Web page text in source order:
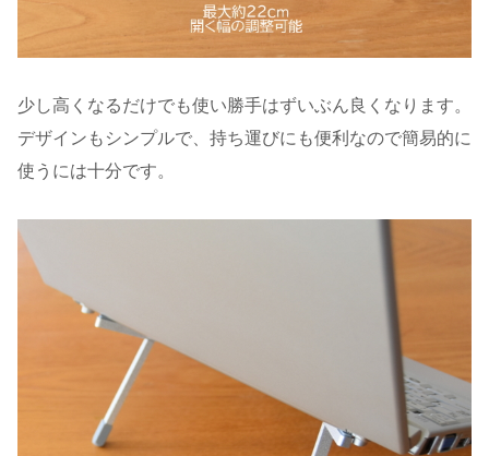
少し高くなるだけでも使い勝手はずいぶん良くなります。
デザインもシンプルで、持ち運びにも便利なので簡易的に
使うには十分です。